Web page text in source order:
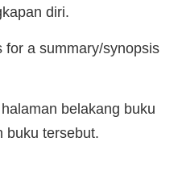
diri.
for a summary/synopsis
belakang buku
buku tersebut.